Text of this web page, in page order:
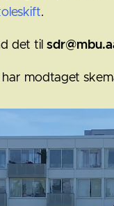
.
det til
modtaget